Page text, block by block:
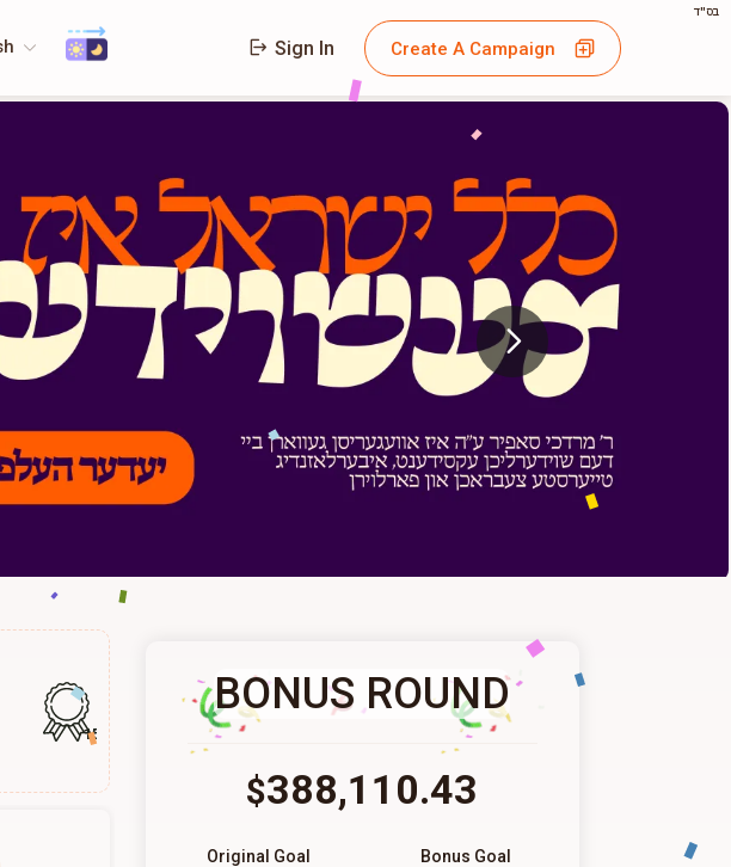
בס"ד
Sign In Create A Campaign
157
BONUS ROUND
$388,110.43
Bonus Goal
Original Goal